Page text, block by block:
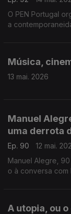
O PEN Portugal
a
Música,
13 mai. 2026
Manuel
uma derrota
Ep. 90
12 mai.
Manuel Alegre,
o à conversa com
A utopia, ou